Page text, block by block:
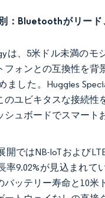
：Bluetoothがリード
は、5米ドル未満のモ
フォンとの互換性を背
ました。Huggies
のユビキタスな接続性
シュボードでスマート
開ではNB-IoTおよび
率9.02%が見込まれて
バッテリー寿命と10米